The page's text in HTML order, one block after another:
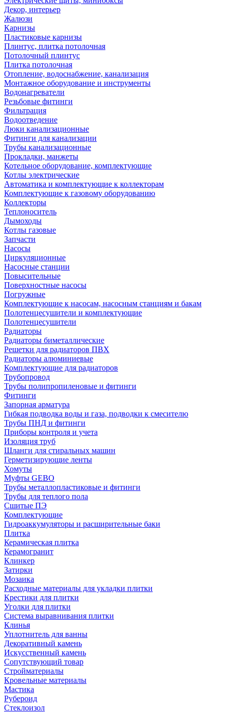
Декор, интерьер
Жалюзи
Карнизы
Пластиковые карнизы
Плинтус, плитка потолочная
Потолочный плинтус
Плитка потолочная
Отопление, водоснабжение, канализация
Монтажное оборудование и инструменты
Водонагреватели
Резьбовые фитинги
Фильтрация
Водоотведение
Люки канализационные
Фитинги для канализации
Трубы канализационные
Прокладки, манжеты
Котельное оборудование, комплектующие
Котлы электрические
Автоматика и комплектующие к коллекторам
Комплектующие к газовому оборудованию
Коллекторы
Теплоноситель
Дымоходы
Котлы газовые
Запчасти
Насосы
Циркуляционные
Насосные станции
Повысительные
Поверхностные насосы
Погружные
Комплектующие к насосам, насосным станциям и бакам
Полотенцесушители и комплектующие
Полотенцесушители
Радиаторы
Радиаторы биметаллические
Решетки для радиаторов ПВХ
Радиаторы алюминиевые
Комплектующие для радиаторов
Трубопровод
Трубы полипропиленовые и фитинги
Фитинги
Запорная арматура
Гибкая подводка воды и газа, подводки к смесителю
Трубы ПНД и фитинги
Приборы контроля и учета
Изоляция труб
Шланги для стиральных машин
Герметизирующие ленты
Хомуты
Муфты GEBO
Трубы металлопластиковые и фитинги
Трубы для теплого пола
Сшитые ПЭ
Комплектующие
Гидроаккумуляторы и расширительные баки
Плитка
Керамическая плитка
Керамогранит
Клинкер
Затирки
Мозаика
Расходные материалы для укладки плитки
Крестики для плитки
Уголки для плитки
Система выравнивания плитки
Клинья
Уплотнитель для ванны
Декоративный камень
Искусственный камень
Сопутствующий товар
Стройматериалы
Кровельные материалы
Мастика
Рубероид
Стеклоизол